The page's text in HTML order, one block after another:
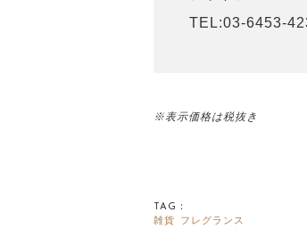
TEL:03-6453-
※表示価格は税抜き
TAG：
雑貨
フレグランス